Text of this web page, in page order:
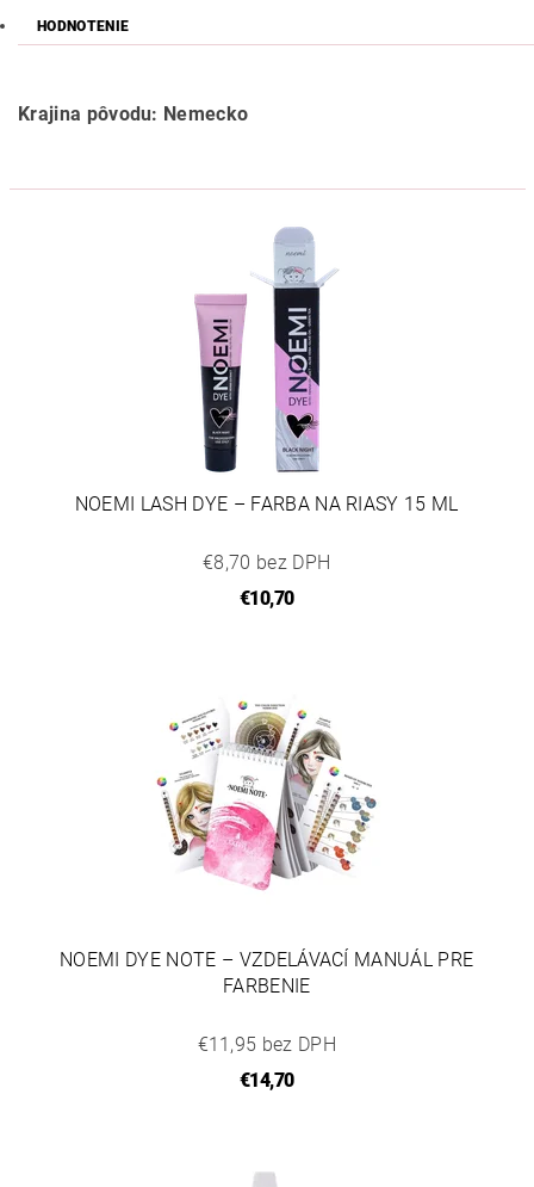
HODNOTENIE
Krajina pôvodu: Nemecko
NOEMI LASH DYE – FARBA NA RIASY 15 ML
€8,70 bez DPH
€10,70
NOEMI DYE NOTE – VZDELÁVACÍ MANUÁL PRE
FARBENIE
€11,95 bez DPH
€14,70